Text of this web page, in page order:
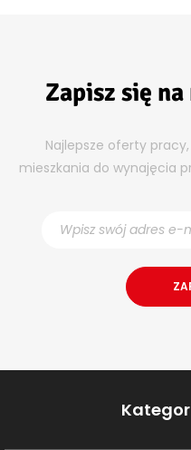
Zapisz się
Najlepsze oferty
mieszkania do wynajęcia